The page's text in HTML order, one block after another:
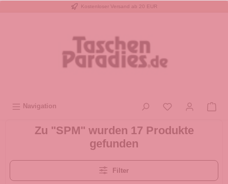
Kostenloser Versand ab 20 EUR
Navigation
Zu "SPM" wurden 17 Produkte
gefunden
Filter